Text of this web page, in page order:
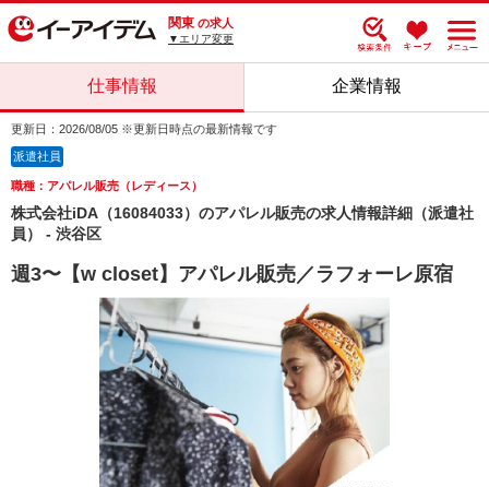
関東 の求人
▼エリア変更
仕事情報 企業情報
更新日：2026/08/05 ※更新日時点の最新情報です
派遣社員
職種：アパレル販売（レディース）
株式会社iDA（16084033）のアパレル販売の求人情報詳細（派遣社
員） - 渋谷区
週3〜【w closet】アパレル販売／ラフォーレ原宿